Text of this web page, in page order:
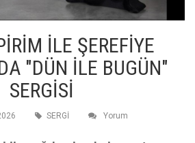
İLE ŞEREFİYE
"DÜN İLE BUGÜN"
SERGİSİ
SERGİ Yorum